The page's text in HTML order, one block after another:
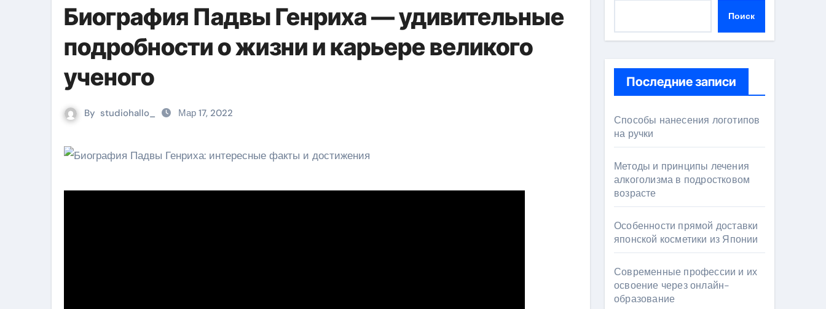
Биография Падвы Генриха — удивительные
подробности о жизни и карьере великого
ученого
By studiohallo_ Мар 17, 2022
Поиск
Последние записи
Способы нанесения логотипов
на ручки
Методы и принципы лечения
алкоголизма в подростковом
возрасте
Особенности прямой доставки
японской косметики из Японии
Современные профессии и их
освоение через онлайн-
образование